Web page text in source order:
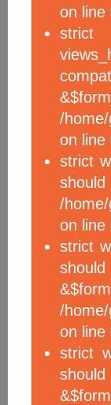
on line
/
on line
strict
/
on line
strict
should
/
on line
strict